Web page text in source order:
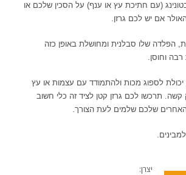
(עם חתיכת עץ או ענף) על הסכין שלכם או
אם יש לכם גרזן.
הפלדה שלו סבלנית ומחושלת באופן כזה
וחוסן.
יכולת לספוג מכות ולהתמודד עם עצמות או עץ
קשה. תרכשו לכם גרזן קטן לציד זה כלי חשוב
שלכם שלמים לעת הצורך.
יצרן: